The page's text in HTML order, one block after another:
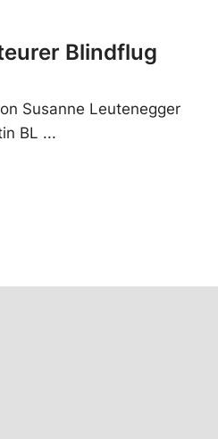
Blindflug
Susanne Leutenegger
BL